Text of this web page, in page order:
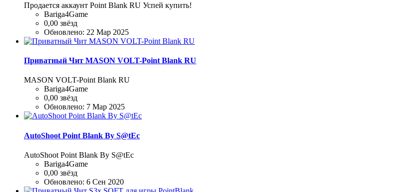
Продается аккаунт Point Blank RU Успей купить!
Bariga4Game
0,00 звёзд
Обновлено: 22 Мар 2025
Приватный Чит MASON VOLT-Point Blank RU
MASON VOLT-Point Blank RU
Bariga4Game
0,00 звёзд
Обновлено: 7 Мар 2025
AutoShoot Point Blank By S@tEc
AutoShoot Point Blank By S@tEc
Bariga4Game
0,00 звёзд
Обновлено: 6 Сен 2020